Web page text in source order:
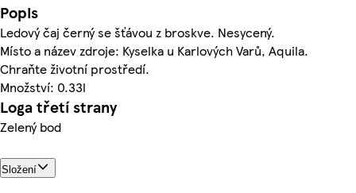
Popis
Ledový čaj černý se šťávou z broskve. Nesycený.
Místo a název zdroje: Kyselka u Karlových Varů, Aquila.
Chraňte životní prostředí.
Množství: 0.33l
Loga třetí strany
Zelený bod
Složení